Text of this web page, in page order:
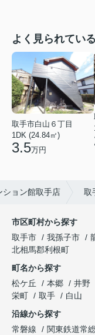
よく見られてい
取手市白山６丁目
1DK (24.84㎡)
3.5万円
ション館取手店 取
市区町村から探す
取手市
我孫子市
北相馬郡利根町
町名から探す
松ケ丘
本郷 井野
栄町
取手
白山
沿線から探す
常磐線
関東鉄道常